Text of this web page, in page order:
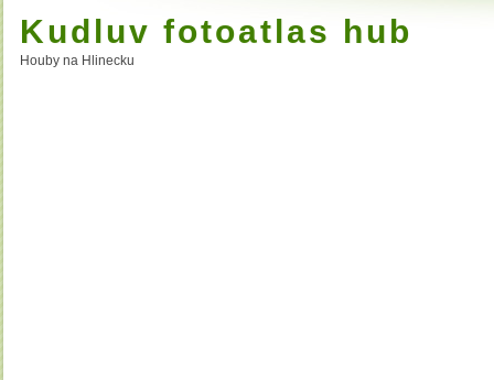
Kudluv fotoatlas hub
Houby na Hlinecku